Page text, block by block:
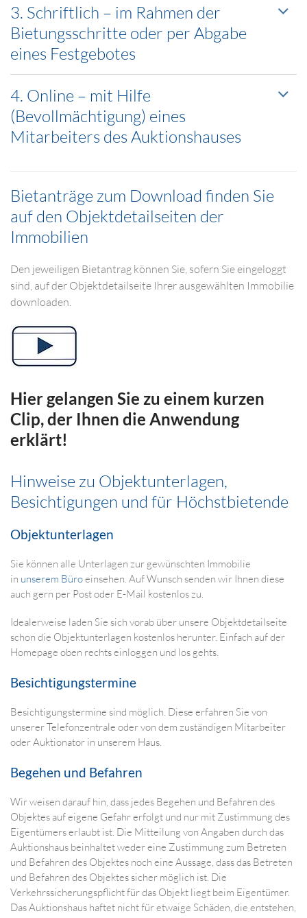
Hinweise zu Objektunterlagen,
Besichtigungen und für Höchstbietende
Objektunterlagen
Sie können alle Unterlagen zur gewünschten Immobilie
in unserem Büroeinsehen. Auf Wunsch senden wir Ihnen diese
auch gern per Post oder E-Mail kostenlos zu.
Idealerweise laden Sie sich vorab über unsere Objektdetailseite
schon die Objektunterlagen kostenlos herunter. Einfach auf der
Homepage oben rechts einloggen und los gehts.
Besichtigungstermine
Besichtigungstermine sind möglich. Diese erfahren Sie von
unserer Telefonzentrale oder von dem zuständigen Mitarbeiter
oder Auktionator in unserem Haus.
Begehen und Befahren
Wir weisen darauf hin, dass jedes Begehen und Befahren des
Objektes auf eigene Gefahr erfolgt und nur mit Zustimmung des
Eigentümers erlaubt ist. Die Mitteilung von Angaben durch das
Auktionshaus beinhaltet weder eine Zustimmung zum Betreten
und Befahren des Objektes noch eine Aussage, dass das Betreten
und Befahren des Objektes sicher möglich ist. Die
Verkehrssicherungspflicht für das Objekt liegt beim Eigentümer.
Das Auktionshaus haftet nicht für etwaige Schäden, die entstehen,
3. Schriftlich – im Rahmen der
Bietungsschritte oder per Abgabe
eines Festgebotes
4. Online – mit Hilfe
(Bevollmächtigung) eines
Mitarbeiters des Auktionshauses
Bietanträge zum Download finden Sie
auf den Objektdetailseiten der
Immobilien
Den jeweiligen Bietantrag können Sie, sofern Sie eingeloggt
sind, auf der Objektdetailseite Ihrer ausgewählten Immobilie
downloaden.
Hier gelangen Sie zu einem kurzen
Clip, der Ihnen die Anwendung
erklärt!